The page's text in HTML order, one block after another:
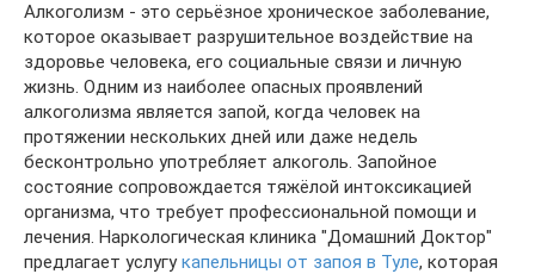
Алкоголизм - это серьёзное хроническое заболевание,
которое оказывает разрушительное воздействие на
здоровье человека, его социальные связи и личную
жизнь. Одним из наиболее опасных проявлений
алкоголизма является запой, когда человек на
протяжении нескольких дней или даже недель
бесконтрольно употребляет алкоголь. Запойное
состояние сопровождается тяжёлой интоксикацией
организма, что требует профессиональной помощи и
лечения. Наркологическая клиника "Домашний Доктор"
предлагает услугукапельницы от запоя в Туле, которая